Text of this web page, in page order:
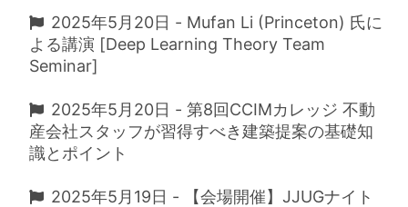
2025年5月20日 - Mufan Li (Princeton) 氏に
よる講演 [Deep Learning Theory Team
Seminar]
2025年5月20日 - 第8回CCIMカレッジ 不動
産会社スタッフが習得すべき建築提案の基礎知
識とポイント
2025年5月19日 - 【会場開催】JJUGナイト